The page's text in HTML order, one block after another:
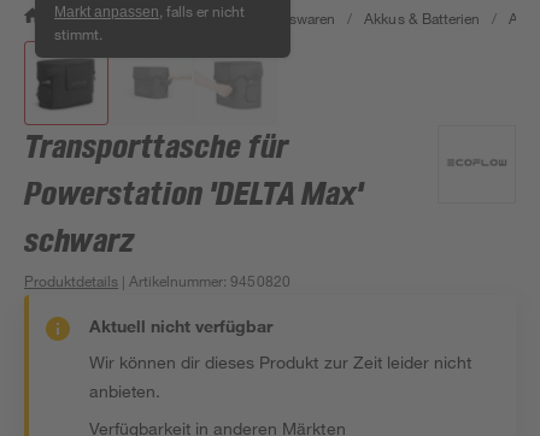
Markt anpassen , falls er nicht
stimmt.
/ Wohnen & Haushalt / Haushaltswaren / Akkus & Batterien /
Transporttasche für
Powerstation 'DELTA Max'
schwarz
Produktdetails | Artikelnummer:9450820
Aktuell nicht verfügbar
Wir können dir dieses Produkt zur Zeit leider nicht
anbieten.
Verfügbarkeit in anderen Märkten